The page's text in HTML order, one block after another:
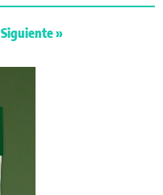
Siguiente »